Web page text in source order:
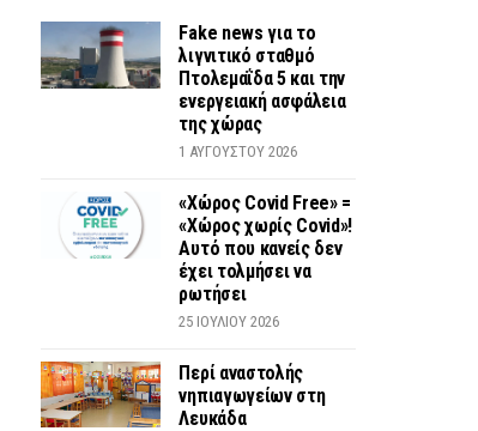
Fake news για το
λιγνιτικό σταθμό
Πτολεμαΐδα 5 και την
ενεργειακή ασφάλεια
της χώρας
1 ΑΥΓΟΎΣΤΟΥ 2026
«Χώρος Covid Free» =
«Χώρος χωρίς Covid»!
Αυτό που κανείς δεν
έχει τολμήσει να
ρωτήσει
25 ΙΟΥΛΊΟΥ 2026
Περί αναστολής
νηπιαγωγείων στη
Λευκάδα